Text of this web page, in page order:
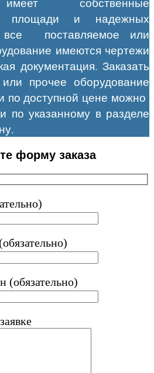
площади и надежных
все поставляемое или
имеются чертежи
документация. Заказать
прочее оборудование
по доступной цене можно
по указанному в разделе
форму заказа
(обязательно)